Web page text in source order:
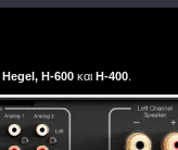
Hegel, H-600 καιH-400.